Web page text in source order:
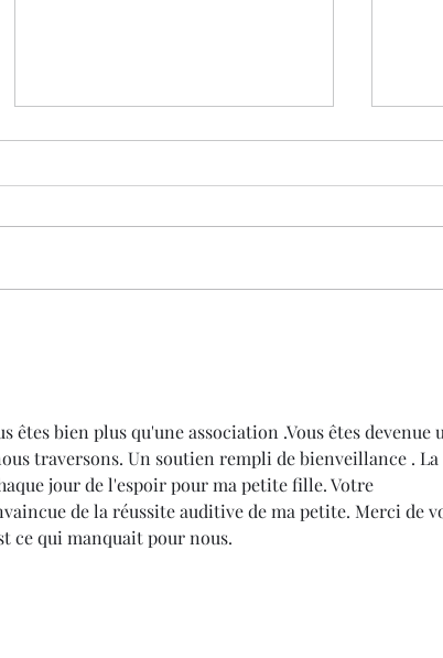
êtes bien plus qu'une association .Vous êtes devenue
traversons. Un soutien rempli de bienveillance . La
jour de l'espoir pour ma petite fille. Votre
ce qui manquait pour nous.